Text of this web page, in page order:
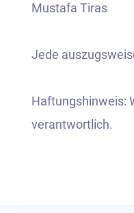
Mustafa Tiras
Jede
Haftungshinweis:
verantwortlich.